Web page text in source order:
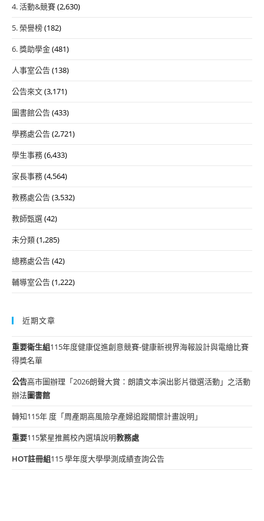
4. 活動&競賽(2,630)
5. 榮譽榜(182)
6. 獎助學金(481)
人事室公告(138)
公告來文(3,171)
圖書館公告(433)
學務處公告(2,721)
學生事務(6,433)
家長事務(4,564)
教務處公告(3,532)
教師甄選(42)
未分類(1,285)
總務處公告(42)
輔導室公告(1,222)
近期文章
重要衛生組115年度健康促進創意競賽-健康新視界海報設計與電繪比賽
得獎名單
公告高市圖辦理「2026朗聲大賞：朗讀文本演出影片徵選活動」之活動
辦法圖書館
轉知115年 度「周產期高風險孕產婦追蹤關懷計畫說明」
重要115繁星推薦校內選填說明教務處
HOT註冊組115 學年度大學學測成績查詢公告